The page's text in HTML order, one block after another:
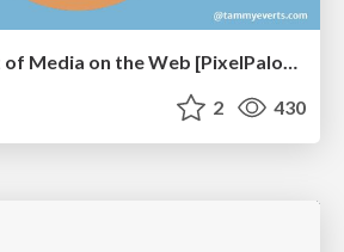
The Hidden Cost of Media on the Web [PixelPalooza 2025]
2 430